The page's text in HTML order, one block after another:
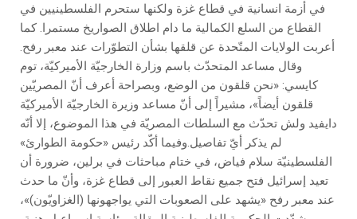
في أزمة انسانية في قطاع غزة ولكنها ستحرم الفلسطينيين في
القطاع من السلع الكمالية ما دام اطلاق الصواريخ مستمرا. كما
أعربت الولايات المتّحدة عن قلقها بشأن التطوّرات عند معبر رفح.
وقال مساعد المتحدّث باسم وزارة الخارجيّة الأميركيّة، توم
كايسي: «نحن قلقون من الوضع، وبصراحة أعرف أنّ المصريّين
قلقون أيضاً»، مشيراً إلى أنّ مساعد وزيرة الخارجيّة الأميركيّة
دايفيد ولش تحدّث مع السلطات المصريّة في هذا الموضوع، إلا أنّه
لم يذكر أيّ تفاصيل.وفيما أكّد رئيس «حكومة الطوارئ»
الفلسطينيّة سلام فياض، في ختام مباحثات في برلين، ضرورة أن
تعيد إسرائيل فتح جميع نقاط العبور إلى قطاع غزة، وأنّ ما حدث
عند معبر رفح «يشهد على الصعوبات التي يواجهونها (الغزاويّون)»،